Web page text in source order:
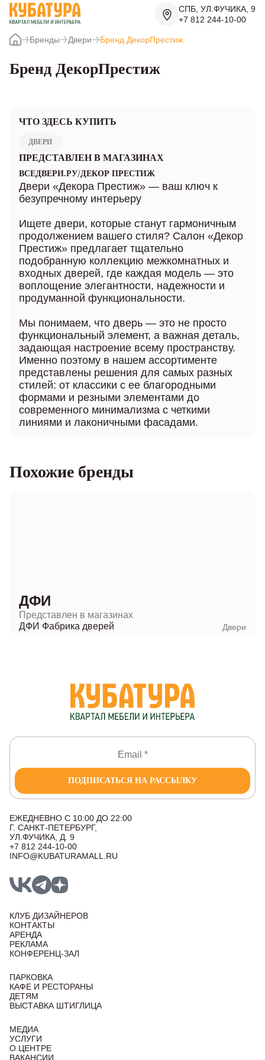
СПБ, УЛ.ФУЧИКА, 9
+7 812 244-10-00
Бренды Двери Бренд ДекорПрестиж
Бренд ДекорПрестиж
ЧТО ЗДЕСЬ КУПИТЬ
ДВЕРИ
ПРЕДСТАВЛЕН В МАГАЗИНАХ
ВСЕДВЕРИ.РУ/ДЕКОР ПРЕСТИЖ
Двери «Декора Престиж» — ваш ключ к
безупречному интерьеру
Ищете двери, которые станут гармоничным
продолжением вашего стиля? Салон «Декор
Престиж» предлагает тщательно
подобранную коллекцию межкомнатных и
входных дверей, где каждая модель — это
воплощение элегантности, надежности и
продуманной функциональности.
Мы понимаем, что дверь — это не просто
функциональный элемент, а важная деталь,
задающая настроение всему пространству.
Именно поэтому в нашем ассортименте
представлены решения для самых разных
стилей: от классики с ее благородными
формами и резными элементами до
современного минимализма с четкими
линиями и лаконичными фасадами.
Похожие бренды
ДФИ
Представлен в магазинах
ДФИ Фабрика дверей
Двери
ПОДПИСАТЬСЯ НА РАССЫЛКУ
ЕЖЕДНЕВНО С 10:00 ДО 22:00
Г. САНКТ-ПЕТЕРБУРГ,
УЛ.ФУЧИКА, Д. 9
+7 812 244-10-00
INFO@KUBATURAMALL.RU
КЛУБ ДИЗАЙНЕРОВ
КОНТАКТЫ
АРЕНДА
РЕКЛАМА
КОНФЕРЕНЦ-ЗАЛ
ПАРКОВКА
КАФЕ И РЕСТОРАНЫ
ДЕТЯМ
ВЫСТАВКА ШТИГЛИЦА
МЕДИА
УСЛУГИ
О ЦЕНТРЕ
ВАКАНСИИ